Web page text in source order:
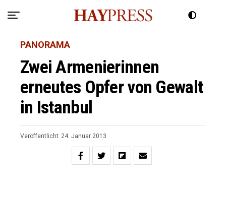
PANORAMA
Zwei Armenierinnen
erneutes Opfer von Gewalt
in Istanbul
Veröffentlicht 24. Januar 2013